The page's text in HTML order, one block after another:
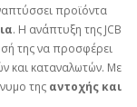
προϊόντα
. Η ανάπτυξη της JCB
της να προσφέρει
και καταναλωτών. Με
της αντοχής και